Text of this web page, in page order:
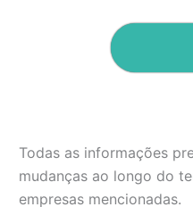
Todas as informações
mudanças ao longo do
empresas mencionadas.